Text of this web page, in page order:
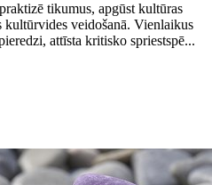
tikumus, apgūst kultūras
kultūrvides veidošanā. Vienlaikus
attīsta kritisko spriestspē...